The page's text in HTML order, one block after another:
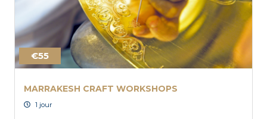
€55
MARRAKESH CRAFT WORKSHOPS
1 jour